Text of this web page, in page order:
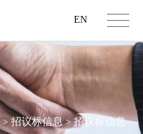
EN
>招议标信息>招议标信息